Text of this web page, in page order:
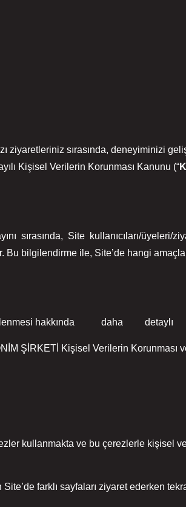
ziyaretleriniz sırasında, deneyiminizi
Kişisel Verilerin Korunması Kanunu (“
sırasında, Site kullanıcıları/üyeleri/
bilgilendirme ile, Site’de hangi
işlenmesi hakkında daha
ŞİRKETİ Kişisel Verilerin Korunması
kullanmakta ve bu çerezlerle kişisel
farklı sayfaları ziyaret ederken